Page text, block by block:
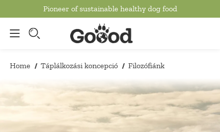
main contentPioneer of sustainable healthy dog food
Home / Táplálkozási koncepció / Filozófiánk